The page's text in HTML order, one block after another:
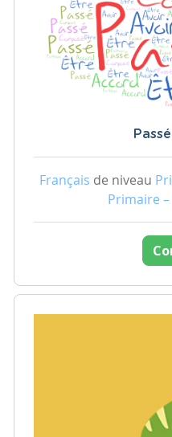
Français de niveau
Primaire